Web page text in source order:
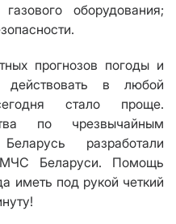
оборудования;
прогнозов погоды и
в любой
стало проще.
по чрезвычайным
разработали
Беларуси. Помощь
иметь под рукой четкий